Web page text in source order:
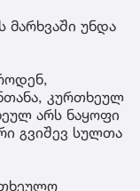
მარხვაში უნდა
კურთხეულ
არს ნაყოფი
გვიშევ სულთა